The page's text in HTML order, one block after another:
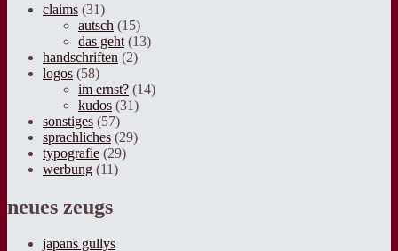
claims (31)
autsch (15)
das geht (13)
handschriften (2)
logos (58)
im ernst? (14)
kudos (31)
sonstiges (57)
sprachliches (29)
typografie (29)
werbung (11)
neues zeugs
japans gullys